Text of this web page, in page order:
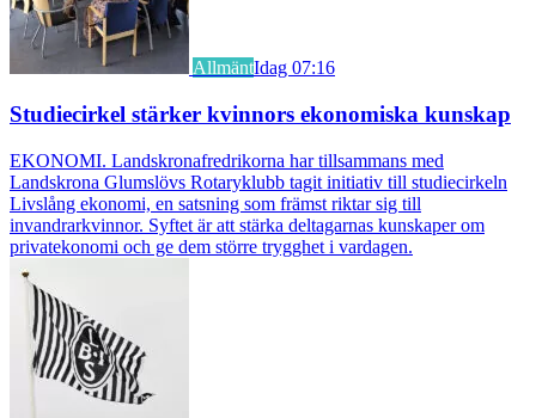
AllmäntIdag 07:16
Studiecirkel stärker kvinnors ekonomiska kunskap
EKONOMI. Landskronafredrikorna har tillsammans med
Landskrona Glumslövs Rotaryklubb tagit initiativ till studiecirkeln
Livslång ekonomi, en satsning som främst riktar sig till
invandrarkvinnor. Syftet är att stärka deltagarnas kunskaper om
privatekonomi och ge dem större trygghet i vardagen.